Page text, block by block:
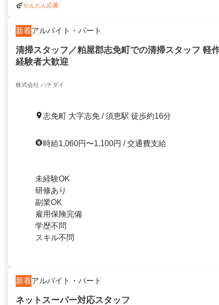
かんたん応募
新着アルバイト・パート
清掃スタッフ／粕屋郡志免町での清掃スタッフ 軽
経験者大歓迎
株式会社 ハチダイ
志免町 大字志免 / 須恵駅 徒歩約16分
時給1,060円〜1,100円 / 交通費支給
未経験OK
研修あり
副業OK
雇用保険完備
学歴不問
スキル不問
新着アルバイト・パート
ネットスーパー対応スタッフ